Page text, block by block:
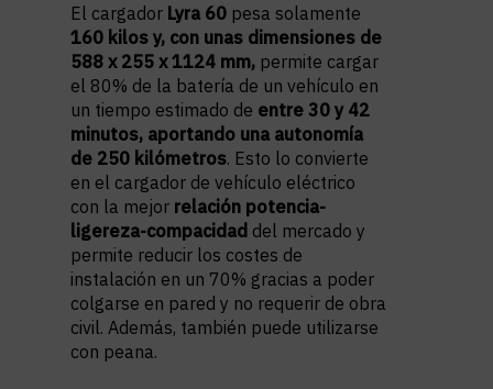
El cargador Lyra 60 pesa solamente
160 kilos y, con unas dimensiones de
588 x 255 x 1124 mm, permite cargar
el 80% de la batería de un vehículo en
un tiempo estimado de entre 30 y 42
minutos, aportando una autonomía
de 250 kilómetros. Esto lo convierte
en el cargador de vehículo eléctrico
con la mejor relación potencia-
ligereza-compacidad del mercado y
permite reducir los costes de
instalación en un 70% gracias a poder
colgarse en pared y no requerir de obra
civil. Además, también puede utilizarse
con peana.